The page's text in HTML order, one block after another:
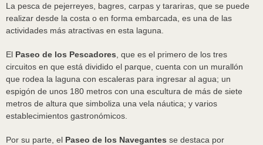
La pesca de pejerreyes, bagres, carpas y tarariras, que se puede
realizar desde la costa o en forma embarcada, es una de las
actividades más atractivas en esta laguna.
El Paseo de los Pescadores , que es el primero de los tres
circuitos en que está dividido el parque, cuenta con un murallón
que rodea la laguna con escaleras para ingresar al agua; un
espigón de unos 180 metros con una escultura de más de siete
metros de altura que simboliza una vela náutica; y varios
establecimientos gastronómicos.
Por su parte, el Paseo de los Navegantes se destaca por